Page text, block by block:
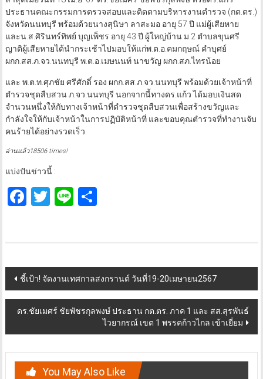
ประธานคณะกรรมการตรวจสอบและติดตามบริหารงานตำรวจ (กต.ตร.)
จังหวัดนนทบุรี พร้อมด้วยนางสุนิษา ลาสะมอ อายุ 57 ปี แม่ผู้เสียหาย
และน.ส.ศิรินทร์ทิพย์ บุญเพ็ชร อายุ 43 ปี ผู้ใหญ่บ้าน ม.2 ตำบลขุนศรี
ญาติผู้เสียหายได้นำกระเช้าไปมอบให้แก่พ.ต.อ.คมกฤษณ์ คำบุศย์
ผกก.สส.ภ.จว.นนทบุรี พ.ต.อ.เมษนนท์ นาขวัญ ผกก.สภ.ไทรน้อย
และ พ.ต.ท.ศุภชัย ศรีศักดิ์ รอง ผกก.สส.ภ.จว.นนทบุรี พร้อมด้วยเจ้าหน้าที่
ตำรวจชุดสืบสวน ภ.จว.นนทบุรี นอกจากนี้ทางดร.แก้ว ได้มอบเงินสด
จำนวนหนึ่งให้กับทางเจ้าหน้าที่ตำรวจชุดสืบสวนเพื่อสร้างขวัญและ
กำลังใจให้กับเจ้าหน้าในการปฏิบัติหน้าที่ และขอบคุณตำรวจที่ทำงานจับ
คนร้ายได้อย่างรวดเร็ว
อ่านแล้ว18506 times!
แบ่งปันข่าวนี้ :
Facebook
Twitter
LineShare
Post
navigation
ชี้เป้า! จัดงานเทศกาลสงกรานต์ วันที่19-20เมษายน2567
ดร.ชัยเมศร์ ชัยพัชรกุลพงษ์ ประธาน กต.ตร. ภาค 1 และ สส.สุรพันธ์
ไวยากรณ์ เขต 1 พรรคก้าวไกล เข้าเยี่ยม
You May Also Like